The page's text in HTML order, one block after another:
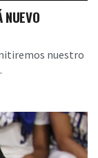
NUEVO
nuestro